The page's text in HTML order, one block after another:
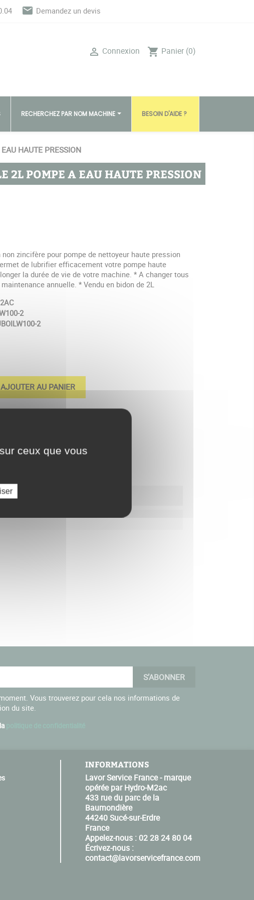
email Demandez un devis
shopping_cart Panier (0)
 Connexion
RECHERCHEZ PAR NOM MACHINE BESOIN D'AIDE ?
HAUTE PRESSION
2L POMPE A EAU HAUTE PRESSION
zincifère pour pompe de nettoyeur haute pression
de lubrifier efficacement votre pompe haute
la durée de vie de votre machine. * A changer tous
annuelle. * Vendu en bidon de 2L
2
2
AJOUTER AU PANIER
Vous trouverez pour cela nos informations de
du site.
INFORMATIONS
Lavor Service France - marque
opérée par Hydro-M2ac
433 rue du parc de la
Baumondière
44240 Sucé-sur-Erdre
France
Appelez-nous : 02 28 24 80 04
Écrivez-nous :
contact@lavorservicefrance.com
ceux que vous